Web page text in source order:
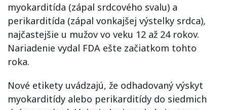
myokarditída (zápal srdcového svalu) a
perikarditída (zápal vonkajšej výstelky srdca),
najčastejšie u mužov vo veku 12 až 24 rokov.
Nariadenie vydal FDA ešte začiatkom tohto
roka.
Nové etikety uvádzajú, že odhadovaný výskyt
myokarditídy alebo perikarditídy do siedmich